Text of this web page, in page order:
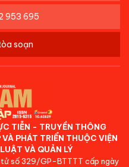
953 695
soạn
TIỄN - TRUYỀN THÔNG
PHÁT TRIỂN THUỘC VIỆN
VÀ QUẢN LÝ
số 329/GP-BTTTT cấp ngày